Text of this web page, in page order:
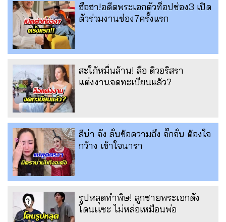
ฮือฮา!อดีตพระเอกตัวท็อปช่อง3 เปิด
ตัวร่วมงานช่อง7ครั้งแรก
สะใภ้หมื่นล้าน! ลือ ดิวอริสรา
แต่งงานจดทะเบียนแล้ว?
ลีน่า จัง ลั่นข้อความถึง จั๊กจั่น ต้องใจ
กว้าง เข้าใจนารา
รูปหลุดทำพิษ! ลูกชายพระเอกดัง
โดนเเซะ ไม่หล่อเหมือนพ่อ